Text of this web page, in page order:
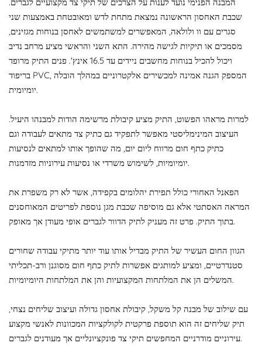
שכבת האחסון הראשונה נמצאת מתחת לדש ומאובטחת באמצעות שני
סגרים עם וו ולולאה, המאפשרים למשתמשים לאחסן בנוחות מגזינים,
מסמכים או תיקיות לגישה מהירה. התא השני והראשי מציע מרחב נדיב
ויכול להכיל בנוחות מחשבים ניידים עד 16.5 אינץ'. פנים התיק מרופד
בריפוד PVC, המספק הגנה אמינה למכשירים אלקטרוניים במהלך הובלה
יומיומית.
למרות מראהו הפשוט, התיק מציע קיבולת מרשימה הודות למבנהו היעיל.
העיצוב המינימליסטי מאפשר לתפקיד גם כתיק צד מתאים לעבודה וגם
כתיק כתף חום מרווח ליום יום, מה שהופך אותו למתאים לנסיעות
יומיומיות, לשימוש משרדי או נסיעות עירוניות מזדמנות.
הפאנל האחורי כולל תפירת יהלומים בקפידה, אשר לא רק משפרת את
המראה האסתטי אלא גם מוסיפה שכבת מגן נוספת לפריטים המאוחסנים
בתוך התיק. פרט זה מעניק לתיק הדוור לגברים אופי מעודן אך מאופק.
הגוון החום העשיר של התיק מבדיל אותו עוד יותר מתיקי עבודה שחורים
סטנדרטיים, ומציע למותגים אפשרות לתיק כתף חום מסוגנן ורב-תכליתי
המשלים הן את המלתחות המקצועיות והן את המלתחות היומיומיות.
עם שילוב של מבנה קל משקל, קיבולת אחסון גדולה ועיצוב שליחים נצחי,
תיק שליחים זה הוא תוספת פרקטית לקולקציות המכוונות לאנשי מקצוע
עירוניים מודרניים המחפשים תיקי צד פונקציונליים אך מעודנים לגברים.